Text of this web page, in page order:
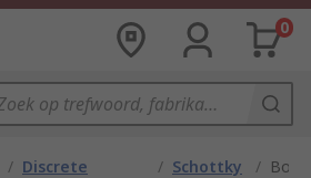
0
/ Discrete
/ Schottky
/